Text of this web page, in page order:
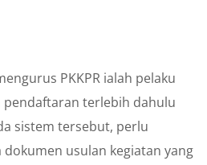
PKKPR ialah pelaku
pendaftaran terlebih dahulu
sistem tersebut, perlu
usulan kegiatan yang